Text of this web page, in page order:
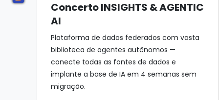
Concerto INSIGHTS & AGENTIC
AI
Plataforma de dados federados com vasta
biblioteca de agentes autônomos —
conecte todas as fontes de dados e
implante a base de IA em 4 semanas sem
migração.